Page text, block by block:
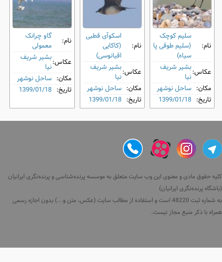
نام:
سلیم کوچک
(سلیم طوقی پا
سیاه)
عکاس:بشیر شریف
نیا
مکان: ساحل نوشهر
تاریخ: 1399/01/18
نام:
اسکوآی قطبی
(کاکایی
اقیانوسی)
عکاس:بشیر شریف
نیا
مکان: ساحل نوشهر
تاریخ: 1399/01/18
نام:
گاو چرانک
معمولی
عکاس:بشیر شریف
نیا
مکان: ساحل نوشهر
تاریخ: 1399/01/18
کلیه حقوق مادی و معنوی این وب سایت متعلق به موسسه پرنده‌شناسی و پرنده‌نگری ایرانیان
(باشگاه پرنده‌نگری ایرانیان)
به شماره ثبت 48220 است و استفاده از مطالب سایت (عکس، متن و...) بدون اجازه رسمی
همراه با ذکر منبع مجاز نیست.